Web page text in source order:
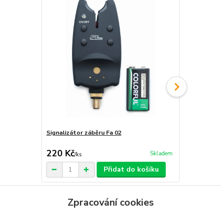
Signalizátor záběru Fa 02
220 Kč/ks Skladem
Přidat do košíku
Zpracování cookies